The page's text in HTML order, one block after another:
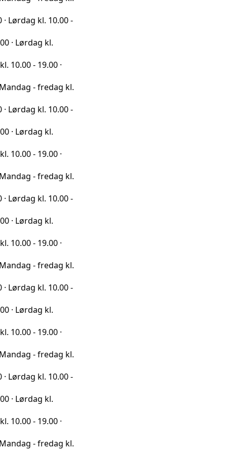
kl. 10.00 -
kl.
·
fredag kl.
kl. 10.00 -
kl.
·
fredag kl.
kl. 10.00 -
kl.
·
fredag kl.
kl. 10.00 -
kl.
·
fredag kl.
kl. 10.00 -
kl.
·
fredag kl.